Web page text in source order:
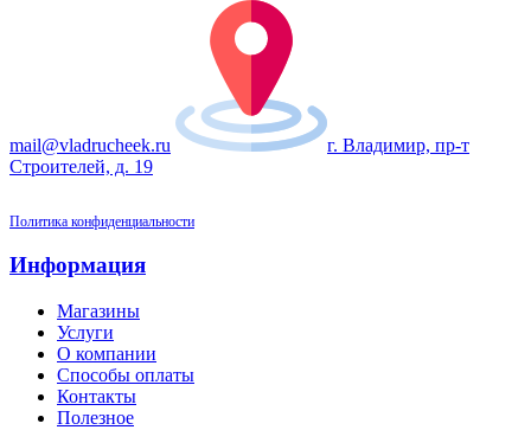
mail@vladrucheek.ru
г. Владимир, пр-т
Строителей, д. 19
Политика конфиденциальности
Информация
Магазины
Услуги
О компании
Способы оплаты
Контакты
Полезное